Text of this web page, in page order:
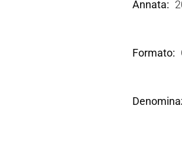
Annata
Formato